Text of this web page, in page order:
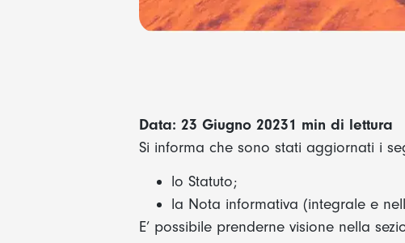
Data: 23 Giugno 20231 min di lettura
Si informa che sono stati aggiornati i
lo Statuto;
la Nota informativa (integrale e
E’ possibile prenderne visione nella